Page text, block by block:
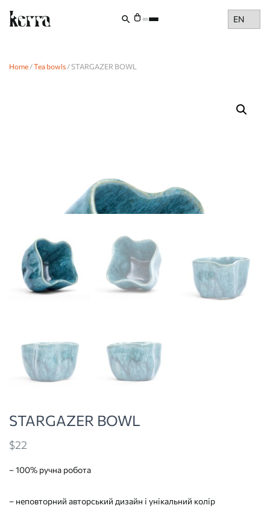
Choose
a
(0)
Home /Tea bowls / STARGAZER BOWL
STARGAZER BOWL
$22
– 100% ручна робота
– неповторний авторський дизайн і унікальний колір